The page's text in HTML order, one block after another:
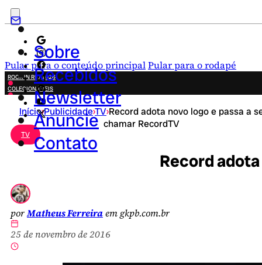
Pular para o conteúdo principalPular para o rodapé
Sobre
Recebidos
Newsletter
Anuncie
Contato
ROCK IN RIO 2026
COLECIONÁVEIS
FESTA JUNINA
NOVIDADES
CAMPANHAS CRIATIVAS
Início›Publicidade›TV›Record adota novo logo e passa a
chamar RecordTV
TV
Record
porMatheus Ferreiraem gkpb.com.br
25 de novembro de 2016